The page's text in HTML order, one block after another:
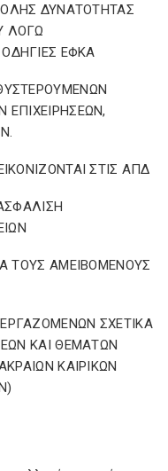
ΔΥΝΑΤΟΤΗΤΑΣ
ΛΟΓΩ
ΕΦΚΑ
ΕΠΙΧΕΙΡΗΣΕΩΝ,
ΣΤΙΣ ΑΠΔ
ΤΟΥΣ ΑΜΕΙΒΟΜΕΝΟΥΣ
ΣΧΕΤΙΚΑ
ΚΑΙ ΘΕΜΑΤΩΝ
ΚΑΙΡΙΚΩΝ